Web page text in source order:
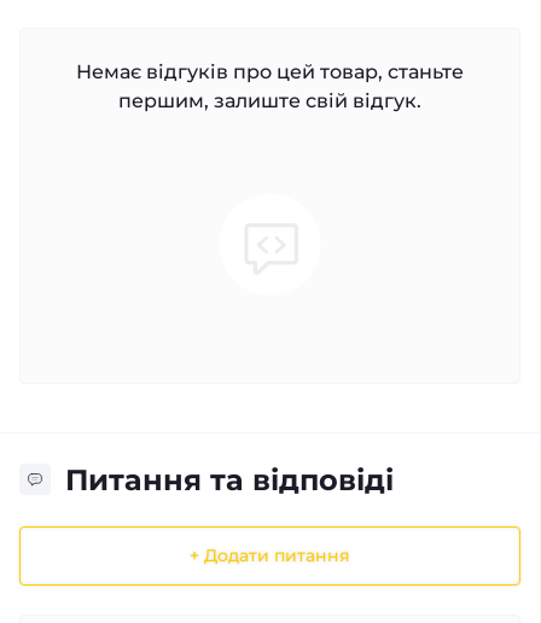
Немає відгуків про цей товар, станьте
першим, залиште свій відгук.
Питання та відповіді
+ Додати питання